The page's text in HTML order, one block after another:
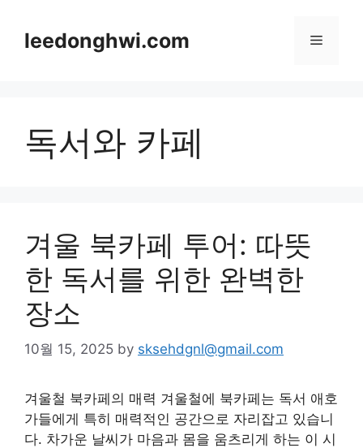
contentleedonghwi.com Menu
독서와 카페
겨울 북카페 투어: 따뜻
한 독서를 위한 완벽한
장소
10월 15, 2025 by sksehdgnl@gmail.com
겨울철 북카페의 매력 겨울철에 북카페는 독서 애호
가들에게 특히 매력적인 공간으로 자리잡고 있습니
다. 차가운 날씨가 마음과 몸을 움츠리게 하는 이 시